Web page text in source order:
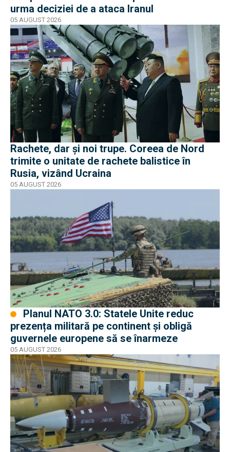
urma deciziei de a ataca Iranul
05 AUGUST 2026
Rachete, dar și noi trupe. Coreea de Nord
trimite o unitate de rachete balistice în
Rusia, vizând Ucraina
05 AUGUST 2026
prezența militară pe continent și obligă
guvernele europene să se înarmeze
05 AUGUST 2026